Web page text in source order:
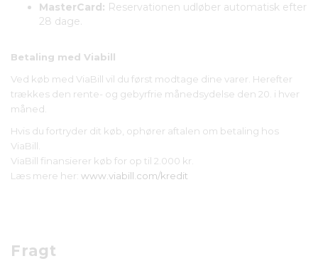
MasterCard: Reservationen udløber automatisk efter
28 dage.
Betaling med Viabill
Ved køb med ViaBill vil du først modtage dine varer. Herefter
trækkes den rente- og gebyrfrie månedsydelse den 20. i hver
måned.
Hvis du fortryder dit køb, ophører aftalen om betaling hos
ViaBill.
ViaBill finansierer køb for op til 2.000 kr.
Læs mere her: www.viabill.com/kredit
Fragt